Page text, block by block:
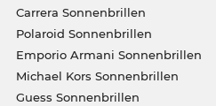
Carrera Sonnenbrillen
Polaroid Sonnenbrillen
Emporio Armani Sonnenbrillen
Michael Kors Sonnenbrillen
Guess Sonnenbrillen